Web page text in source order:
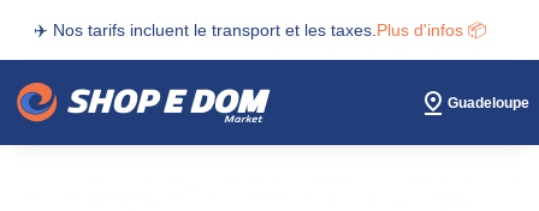
✈️ Nos tarifs incluent le transport et les taxes. Plus d'infos 📦
Guadeloupe